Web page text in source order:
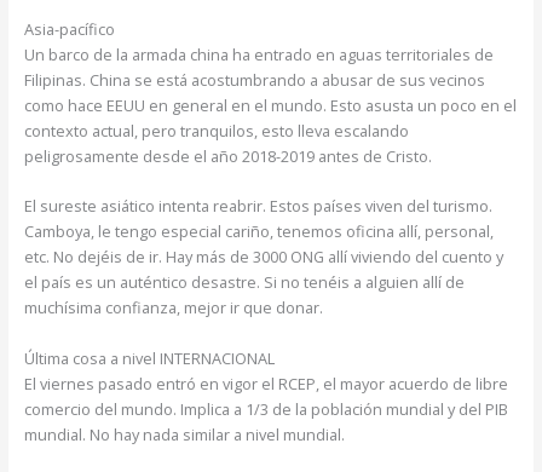
Asia-pacífico
Un barco de la armada china ha entrado en aguas territoriales de
Filipinas. China se está acostumbrando a abusar de sus vecinos
como hace EEUU en general en el mundo. Esto asusta un poco en el
contexto actual, pero tranquilos, esto lleva escalando
peligrosamente desde el año 2018-2019 antes de Cristo.
El sureste asiático intenta reabrir. Estos países viven del turismo.
Camboya, le tengo especial cariño, tenemos oficina allí, personal,
etc. No dejéis de ir. Hay más de 3000 ONG allí viviendo del cuento y
el país es un auténtico desastre. Si no tenéis a alguien allí de
muchísima confianza, mejor ir que donar.
Última cosa a nivel INTERNACIONAL
El viernes pasado entró en vigor el RCEP, el mayor acuerdo de libre
comercio del mundo. Implica a 1/3 de la población mundial y del PIB
mundial. No hay nada similar a nivel mundial.